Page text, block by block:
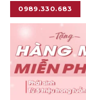
0989.330.683